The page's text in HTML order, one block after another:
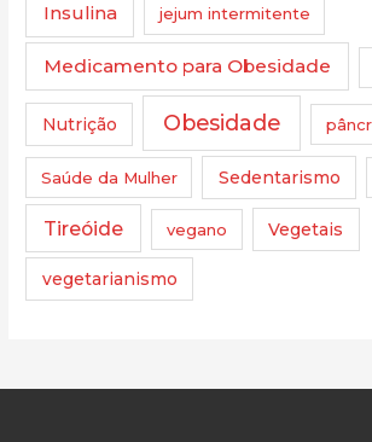
Insulina jejum intermitente
Medicamento para Obesidade
Nutrição Obesidade
Saúde da Mulher Sedentarismo
Tireóide vegano Vegetais
vegetarianismo